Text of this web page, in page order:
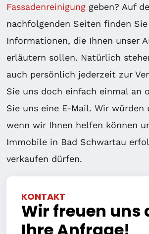
Fassadenreinigung geben? Auf
nachfolgenden Seiten finden
Informationen, die Ihnen unser
erläutern sollen. Natürlich
auch persönlich jederzeit zur
Sie uns doch einfach einmal an
Sie uns eine E-Mail. Wir würden
wenn wir Ihnen helfen können
Immobile in Bad Schwartau
verkaufen dürfen.
KONTAKT
Wir freuen uns